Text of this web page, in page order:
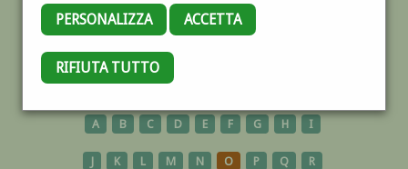
PERSONALIZZA ACCETTA
RIFIUTA TUTTO
COMISO
A B C D E F G H I
J K L M N O P Q R